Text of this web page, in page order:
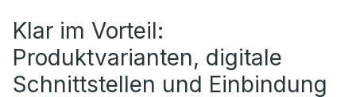
Klar im Vorteil:
Produktvarianten, digitale
Schnittstellen und Einbindung